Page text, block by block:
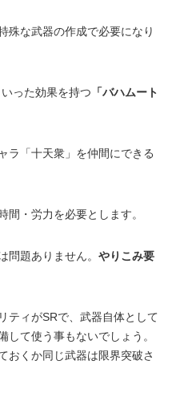
殊な武器の作成で必要になり
った効果を持つ 「バハムート
ラ「十天衆」を仲間にできる
間・労力を必要とします。
問題ありません。 やりこみ要
ティがSRで、武器自体として
して使う事もないでしょう。
おくか同じ武器は限界突破さ